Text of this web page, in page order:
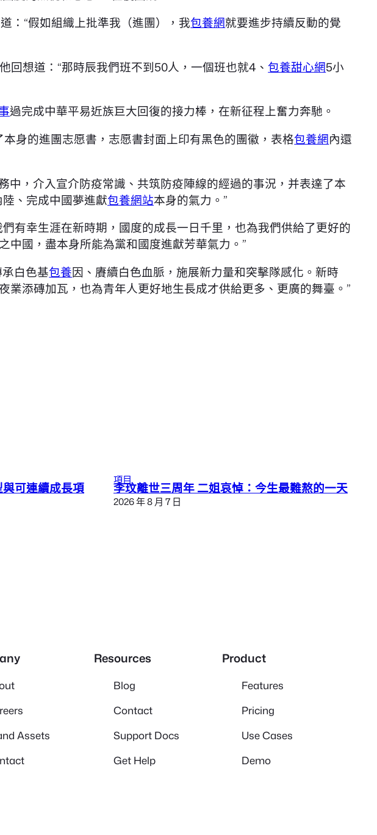
：“假如組織上批準我（進團），我包養網就要進步持續反動的覺
回想道：“那時辰我們班不到50人，一個班也就4、包養甜心網5小
過完成中華平易近族巨大回復的接力棒，在新征程上奮力奔馳。
身的進團志愿書，志愿書封面上印有黑色的團徽，表格包養網內還
，介入宣介防疫常識、共筑防疫陣線的經過的事況，并表達了本
、完成中國夢進獻包養網站本身的氣力。”
有幸生涯在新時期，國度的成長一日千里，也為我們供給了更好的
中國，盡本身所能為黨和國度進獻芳華氣力。”
白色基包養因、賡續白色血脈，施展新力量和突擊隊感化。新時
添磚加瓦，也為青年人更好地生長成才供給更多、更廣的舞臺。”
可連續成長項
項目
李玟離世三周年 二姐哀悼：今生最難熬的一天
2026 年 8 月 7 日
Assets
Resources
Blog
Contact
Support Docs
Get Help
Product
Features
Pricing
Use Cases
Demo